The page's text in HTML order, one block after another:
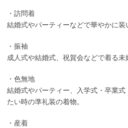
・訪問着
結婚式やパーティーなどで華やかに装
・振袖
成人式や結婚式、祝賀会などで着る未
・色無地
結婚式やパーティー、入学式・卒業
たい時の準礼装の着物。
・産着